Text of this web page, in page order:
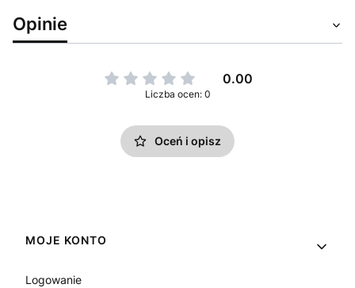
Opinie
0.00
Liczba ocen: 0
Oceń i opisz
Linki w stopce
MOJE KONTO
Logowanie